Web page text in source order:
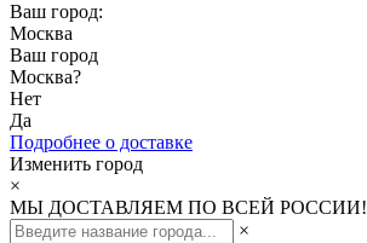
Ваш город:
Москва
Ваш город
Москва?
Нет
Да
Подробнее о доставке
Изменить город
×
МЫ ДОСТАВЛЯЕМ ПО ВСЕЙ РОССИИ!
×